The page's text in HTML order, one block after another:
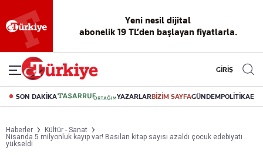
Yeni nesil dijital
abonelik 19 TL’den başlayan fiyatlarla.
GİRİŞ
SON DAKİKA YAZARLARBİZİM SAYFAGÜNDEMPOLİTİKA
Haberler
Kültür - Sanat
Nisanda 5 milyonluk kayıp var! Basılan kitap sayısı azaldı çocuk edebiyatı
yükseldi